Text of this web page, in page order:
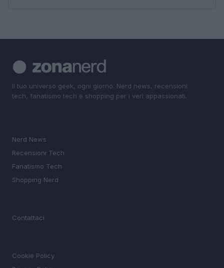
Il tuo universo geek, ogni giorno. Nerd news, recensioni
tech, fanatismo tech e shopping per i veri appassionati.
Nerd News
Recensioni Tech
Fanatismo Tech
Shopping Nerd
Contattaci
Cookie Policy